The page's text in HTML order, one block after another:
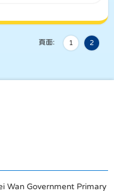
頁面: 1 2
Wan Government Primary